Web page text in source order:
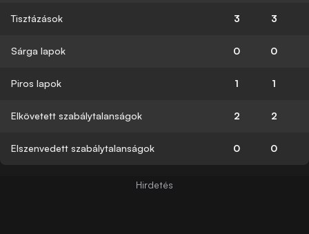
Tisztázások 3 3
Sárga lapok 0 0
Piros lapok 1 1
Elkövetett szabálytalanságok 2 2
Elszenvedett szabálytalanságok 0 0